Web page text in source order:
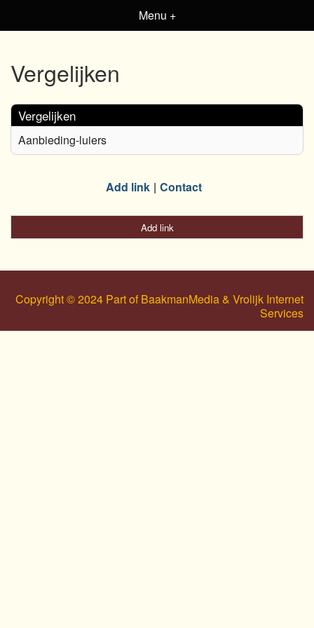
Menu +
Vergelijken
Vergelijken
Aanbieding-luiers
Add link Contact
Add link
Copyright © 2024 Part of BaakmanMedia & Vrolijk Internet
Services